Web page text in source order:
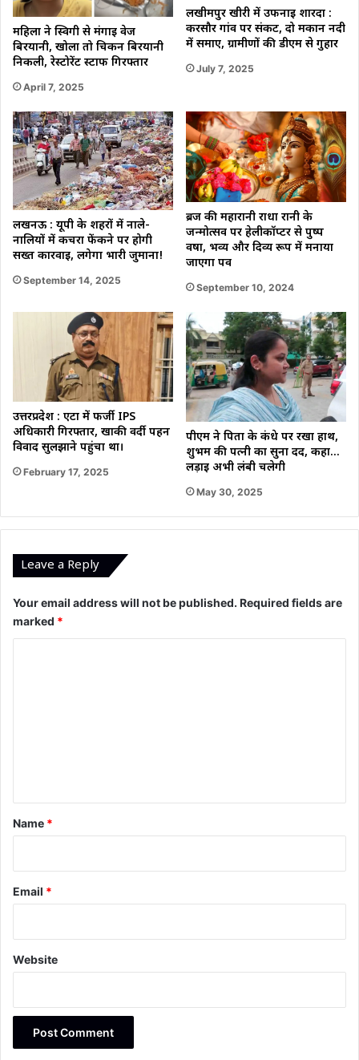
महिला ने स्विगी से मंगाई वेज
बिरयानी, खोला तो चिकन बिरयानी
निकली, रेस्टोरेंट स्टाफ गिरफ्तार
April 7, 2025
लखीमपुर खीरी में उफनाई शारदा :
करसौर गांव पर संकट, दो मकान नदी
में समाए, ग्रामीणों की डीएम से गुहार
July 7, 2025
लखनऊ : यूपी के शहरों में नाले-
नालियों में कचरा फेंकने पर होगी
सख्त कार्रवाई, लगेगा भारी जुर्माना!
September 14, 2025
ब्रज की महारानी राधा रानी के
जन्मोत्सव पर हेलीकॉप्टर से पुष्प
वर्षा, भव्य और दिव्य रूप में मनाया
जाएगा पर्व
September 10, 2024
उत्तरप्रदेश : एटा में फर्जी IPS
अधिकारी गिरफ्तार, खाकी वर्दी पहन
विवाद सुलझाने पहुंचा था।
February 17, 2025
पीएम ने पिता के कंधे पर रखा हाथ,
शुभम की पत्नी का सुना दर्द, कहा…
लड़ाई अभी लंबी चलेगी
May 30, 2025
Leave a Reply
Your email address will not be published. Required fields are
marked *
*
Name *
Email *
Website